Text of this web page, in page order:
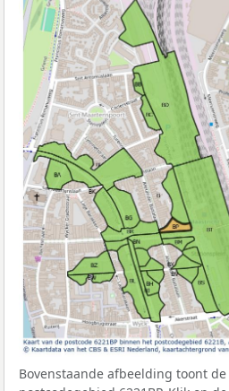
Bovenstaande afbeelding toont